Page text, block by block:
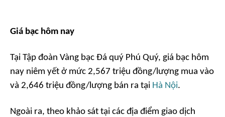
Giá bạc hôm nay
Tại Tập đoàn Vàng bạc Đá quý Phú Quý, giá bạc hôm
nay niêm yết ở mức 2,567 triệu đồng/lượng mua vào
và 2,646 triệu đồng/lượng bán ra tại Hà Nội.
Ngoài ra, theo khảo sát tại các địa điểm giao dịch